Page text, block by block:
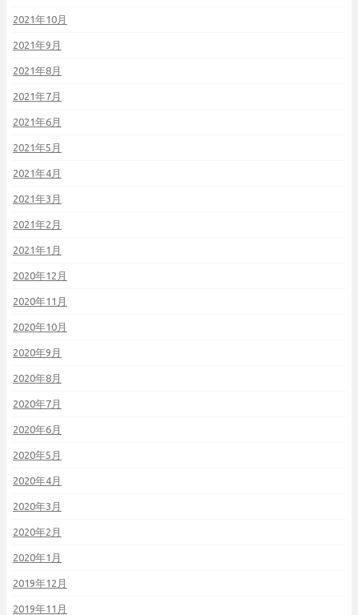
2021年10月
2021年9月
2021年8月
2021年7月
2021年6月
2021年5月
2021年4月
2021年3月
2021年2月
2021年1月
2020年12月
2020年11月
2020年10月
2020年9月
2020年8月
2020年7月
2020年6月
2020年5月
2020年4月
2020年3月
2020年2月
2020年1月
2019年12月
2019年11月